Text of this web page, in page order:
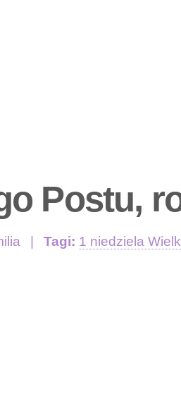
Postu,
Tagi: 1 niedziela